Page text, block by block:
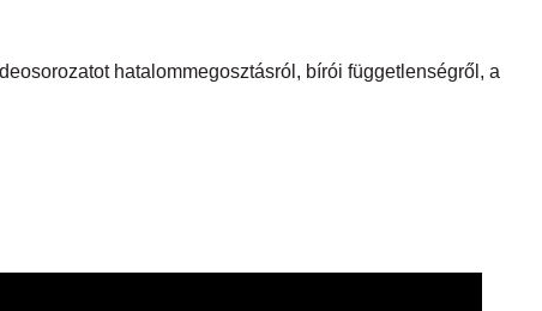
hatalommegosztásról, bírói függetlenségről, a